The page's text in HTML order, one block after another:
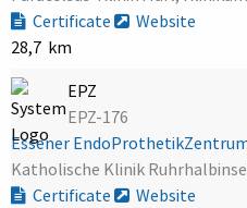
Certificate
Website
28,7 km
EPZ
EPZ-176
Essener
Katholische Klinik
Certificate
Website